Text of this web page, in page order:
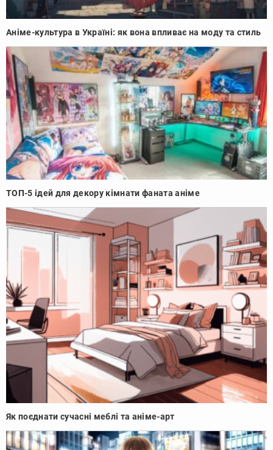
Аніме-культура в Україні: як вона впливає на моду та стиль
ТОП-5 ідей для декору кімнати фаната аніме
Як поєднати сучасні меблі та аніме-арт